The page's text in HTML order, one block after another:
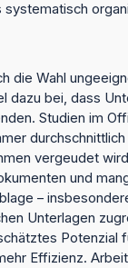
die Wahl
dazu bei, dass
Studien im
vergeudet
und
–
Unterlagen
Potenzial
Effizienz.